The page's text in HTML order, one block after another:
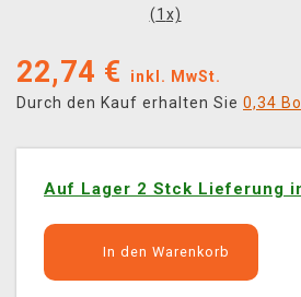
(1 x)
22,74 €
inkl. MwSt.
Durch den Kauf erhalten Sie 0,34
Auf Lager 2 Stck Lieferung
In den Warenkorb